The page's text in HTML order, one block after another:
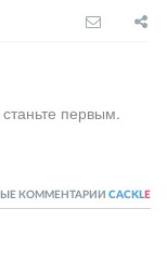
первым.
КОММЕНТАРИИ CACKL E